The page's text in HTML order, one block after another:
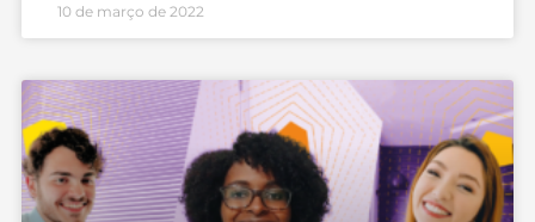
10 de março de 2022